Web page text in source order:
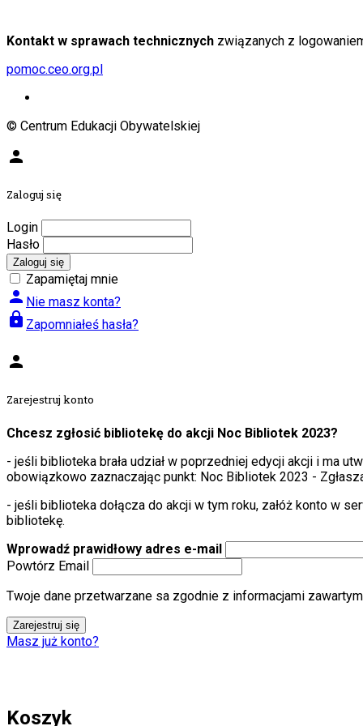
Kontakt w sprawach technicznych związanych z
pomoc.ceo.org.pl
© Centrum Edukacji Obywatelskiej
person
Zaloguj się
Login
Hasło
Zaloguj się
Zapamiętaj mnie
person Nie masz konta?
lock Zapomniałeś hasła?
person
Zarejestruj konto
Chcesz zgłosić bibliotekę do akcji Noc Bibliotek 2023?
- jeśli biblioteka brała udział w poprzedniej edycji akcji i ma
obowiązkowo zaznaczając punkt: Noc Bibliotek 2023 -
- jeśli biblioteka dołącza do akcji w tym roku, załóż konto w
bibliotekę.
Wprowadź prawidłowy adres e-mail
Powtórz Email
Twoje dane przetwarzane sa zgodnie z informacjami
Zarejestruj się
Masz już konto?
Koszyk